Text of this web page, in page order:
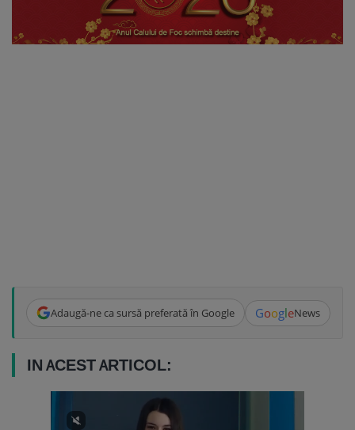
Adaugă-ne ca sursă preferată în Google GoogleNews
IN ACEST ARTICOL: